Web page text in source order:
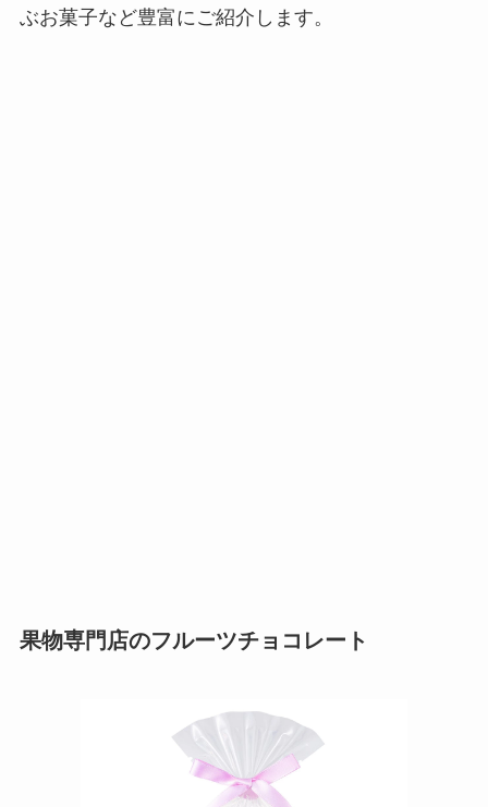
ぶお菓子など豊富にご紹介します。
果物専門店のフルーツチョコレート